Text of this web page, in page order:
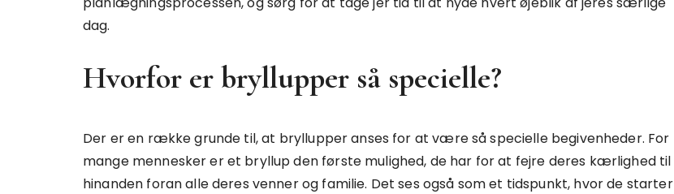
dag.
Hvorfor er bryllupper så specielle?
Der er en række grunde til, at bryllupper anses for at være så specielle begivenheder. For
mange mennesker er et bryllup den første mulighed, de har for at fejre deres kærlighed til
hinanden foran alle deres venner og familie. Det ses også som et tidspunkt, hvor de starter